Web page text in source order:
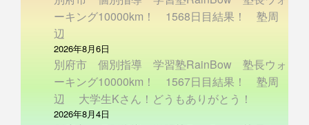
ーキング10000km！ 1568日目結果！ 塾周
辺
2026年8月6日
別府市 個別指導 学習塾RainBow 塾長ウォ
ーキング10000km！ 1567日目結果！ 塾周
辺 大学生Kさん！どうもありがとう！
2026年8月4日